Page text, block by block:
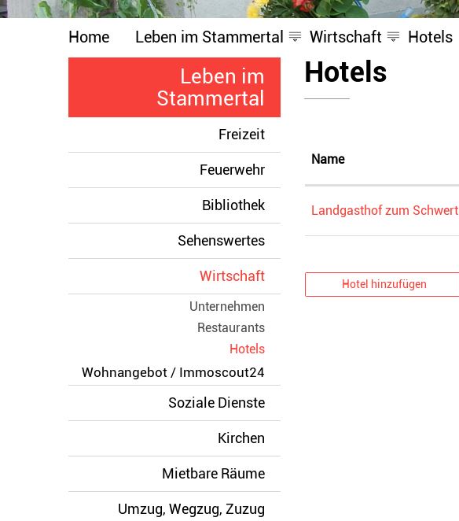
Home Leben im Stammertal Wirtschaft Hotels
Leben im
Stammertal
Freizeit
Feuerwehr
Bibliothek
Sehenswertes
Wirtschaft
Unternehmen
Restaurants
Hotels(ausgewählt)
Wohnangebot / Immoscout24
Soziale Dienste
Kirchen
Mietbare Räume
Umzug, Wegzug, Zuzug
Inhalt
Hotels
Name
Landgasthof zum Schwert
Hotel hinzufügen